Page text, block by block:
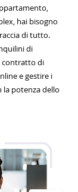
hai bisogno
di tutto.
di
contratto di
e gestire i
potenza dello